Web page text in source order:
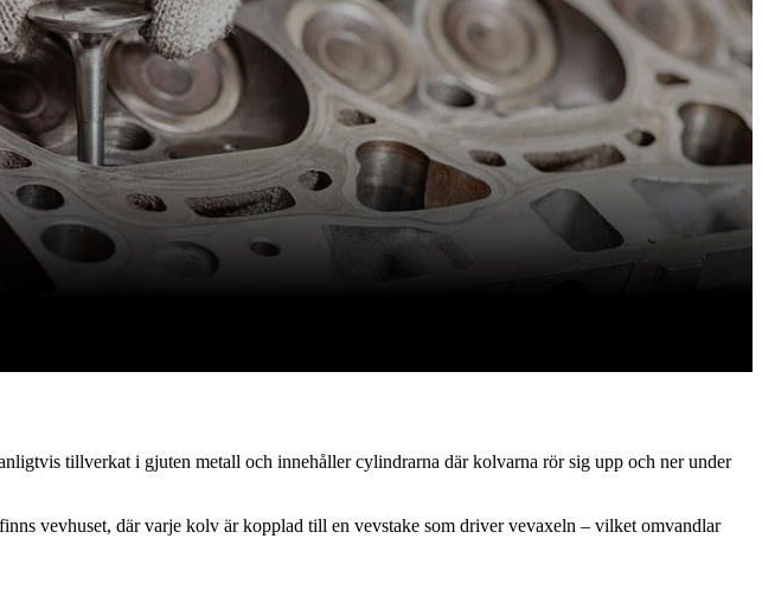
tillverkat i gjuten metall och innehåller cylindrarna där kolvarna rör sig upp och ner under
vevhuset, där varje kolv är kopplad till en vevstake som driver vevaxeln – vilket omvandlar